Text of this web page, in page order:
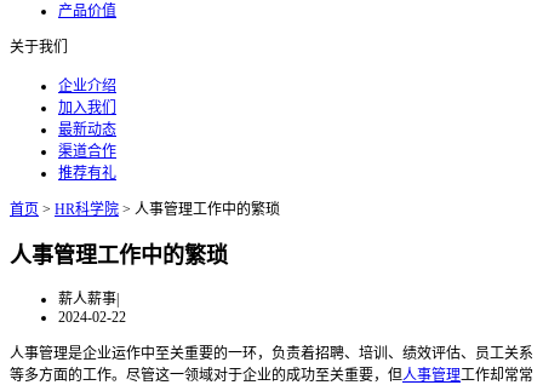
产品价值
关于我们
企业介绍
加入我们
最新动态
渠道合作
推荐有礼
首页 > HR科学院 > 人事管理工作中的繁琐
人事管理工作中的繁琐
薪人薪事|
2024-02-22
人事管理是企业运作中至关重要的一环，负责着招聘、培训、绩效评估、员工关系
等多方面的工作。尽管这一领域对于企业的成功至关重要，但人事管理工作却常常